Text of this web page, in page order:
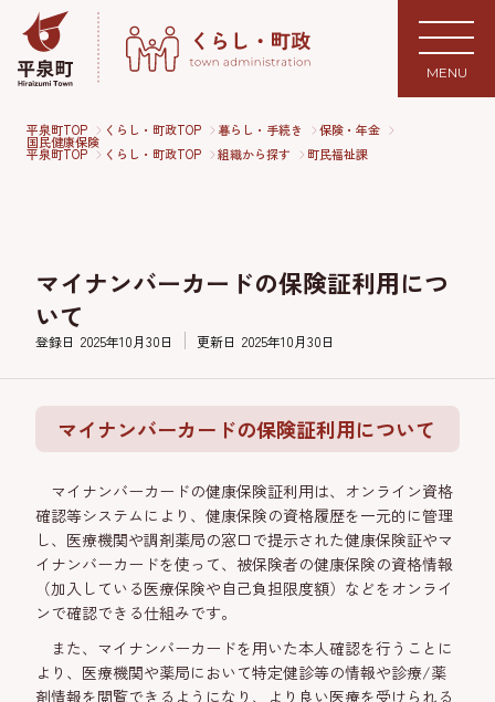
MENU
平泉町TOP くらし・町政TOP 暮らし・手続き 保険・年金
国民健康保険
平泉町TOP くらし・町政TOP 組織から探す 町民福祉課
マイナンバーカードの保険証利用につ
いて
登録日 2025年10月30日 更新日 2025年10月30日
マイナンバーカードの保険証利用について
マイナンバーカードの健康保険証利用は、オンライン資格
確認等システムにより、健康保険の資格履歴を一元的に管理
し、医療機関や調剤薬局の窓口で提示された健康保険証やマ
イナンバーカードを使って、被保険者の健康保険の資格情報
（加入している医療保険や自己負担限度額）などをオンライ
ンで確認できる仕組みです。
また、マイナンバーカードを用いた本人確認を行うことに
より、医療機関や薬局において特定健診等の情報や診療/薬
剤情報を閲覧できるようになり、より良い医療を受けられる